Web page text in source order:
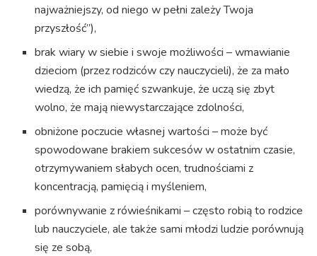
najważniejszy, od niego w pełni zależy Twoja
przyszłość”),
brak wiary w siebie i swoje możliwości – wmawianie
dzieciom (przez rodziców czy nauczycieli), że za mało
wiedzą, że ich pamięć szwankuje, że uczą się zbyt
wolno, że mają niewystarczające zdolności,
obniżone poczucie własnej wartości – może być
spowodowane brakiem sukcesów w ostatnim czasie,
otrzymywaniem słabych ocen, trudnościami z
koncentracją, pamięcią i myśleniem,
porównywanie z rówieśnikami – często robią to rodzice
lub nauczyciele, ale także sami młodzi ludzie porównują
się ze sobą,